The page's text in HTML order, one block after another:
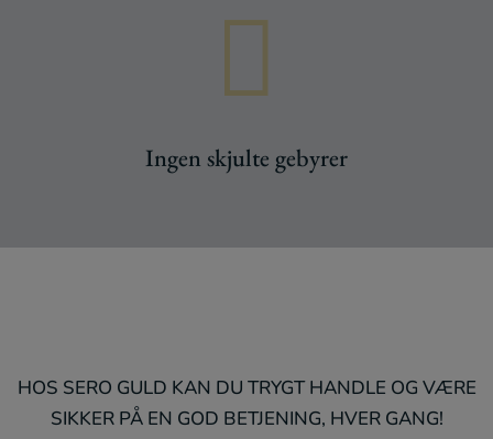

Ingen skjulte gebyrer
HOS SERO GULD KAN DU TRYGT HANDLE OG VÆRE
SIKKER PÅ EN GOD BETJENING, HVER GANG!